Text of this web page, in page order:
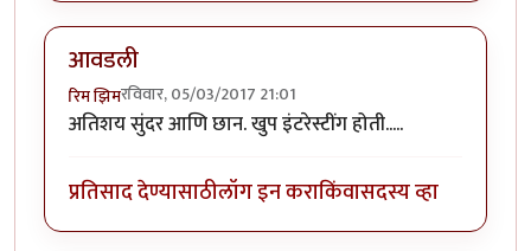
आवडली
रिम झिमरविवार, 05/03/2017 21:01
अतिशय सुंदर आणि छान. खुप इंटरेस्टींग होती.....
प्रतिसाद देण्यासाठीलॉग इन कराकिंवासदस्य व्हा